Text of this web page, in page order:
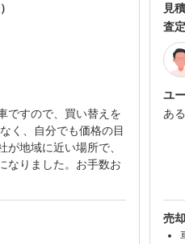
ですので、買い替えを
く、自分でも価格の目
地域に近い場所で、
なりました。お手数お
見
査
ユ
あ
売